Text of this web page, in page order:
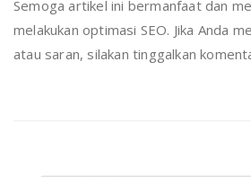
Semoga artikel ini bermanfaat dan
melakukan optimasi SEO. Jika Anda
atau saran, silakan tinggalkan